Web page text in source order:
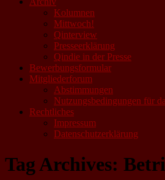
Kolumnen
Mittwoch!
Qinterview
Presseerklärung
Qindie in der Presse
Bewerbungsformular
Mitgliederforum
Abstimmungen
Nutzungsbedingungen für
Rechtliches
Impressum
Datenschutzerklärung
Tag Archives: